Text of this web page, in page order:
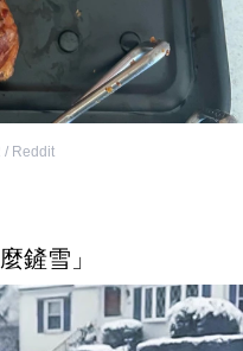
/ Reddit
鏟雪」